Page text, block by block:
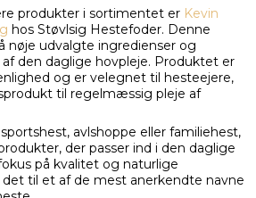
produkter i sortimentet er Kevin
hos Støvlsig Hestefoder. Denne
nøje udvalgte ingredienser og
den daglige hovpleje. Produktet er
og er velegnet til hesteejere,
til regelmæssig pleje af
avlshoppe eller familiehest,
der passer ind i den daglige
på kvalitet og naturlige
til et af de mest anerkendte navne